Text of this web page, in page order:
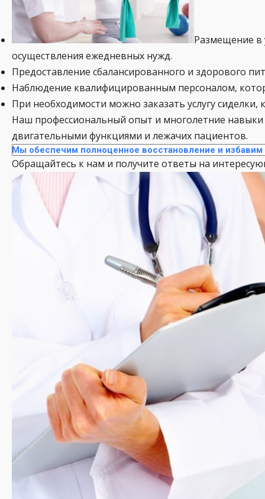
Размещение в
осуществления ежедневных нужд.
Предоставление сбалансированного и здорового
Наблюдение квалифицированным персоналом,
При необходимости можно заказать услугу
Наш профессиональный опыт и многолетние
двигательными функциями и лежачих пациентов.
Мы обеспечим полноценное восстановление и
Обращайтесь к нам и получите ответы на